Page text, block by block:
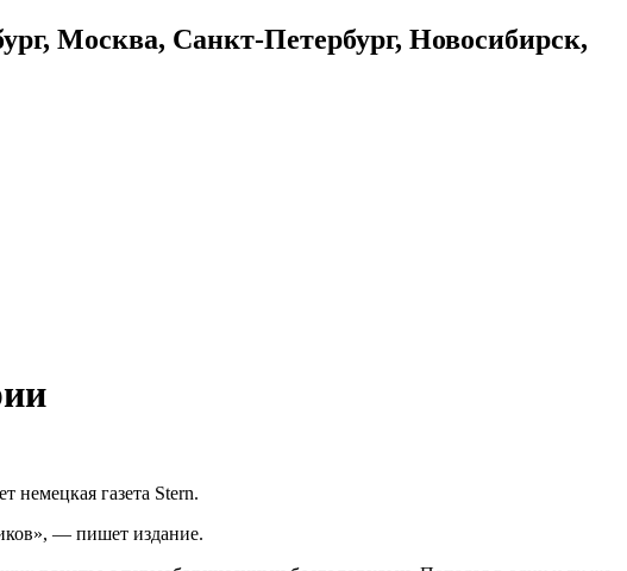
Москва, Санкт-Петербург, Новосибирск,
газета Stern.
— пишет издание.